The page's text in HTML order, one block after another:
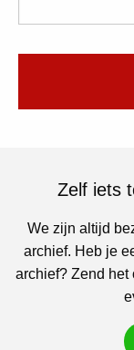
Zelf iets
We zijn altijd
archief. Heb je
archief? Zend het